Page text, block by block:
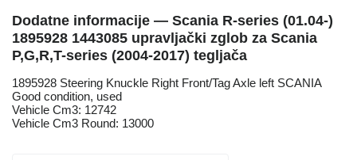
Dodatne informacije — Scania R-series (01.04-)
1895928 1443085 upravljački zglob za Scania
P,G,R,T-series (2004-2017) tegljača
1895928 Steering Knuckle Right Front/Tag Axle left SCANIA
Good condition, used
Vehicle Cm3: 12742
Vehicle Cm3 Round: 13000